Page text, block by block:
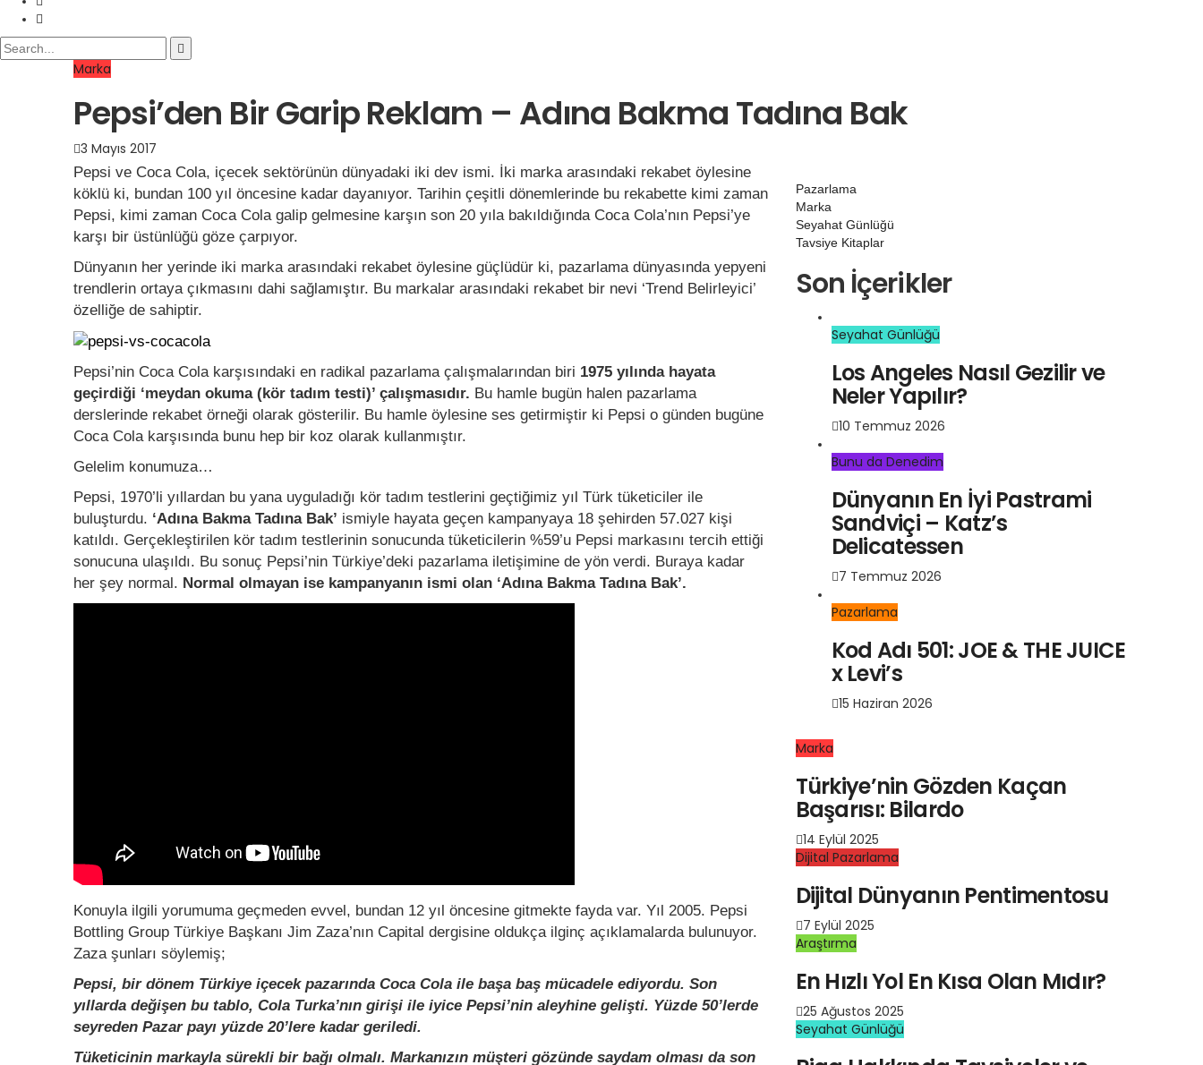
Marka
Pepsi’den Bir Garip Reklam – Adına Bakma Tadına Bak
3 Mayıs 2017
Pepsi ve Coca Cola, içecek sektörünün dünyadaki iki dev ismi. İki marka arasındaki rekabet öylesine
köklü ki, bundan 100 yıl öncesine kadar dayanıyor. Tarihin çeşitli dönemlerinde bu rekabette kimi zaman
Pepsi, kimi zaman Coca Cola galip gelmesine karşın son 20 yıla bakıldığında Coca Cola’nın Pepsi’ye
karşı bir üstünlüğü göze çarpıyor.
Dünyanın her yerinde iki marka arasındaki rekabet öylesine güçlüdür ki, pazarlama dünyasında yepyeni
trendlerin ortaya çıkmasını dahi sağlamıştır. Bu markalar arasındaki rekabet bir nevi ‘Trend Belirleyici’
özelliğe de sahiptir.
Pepsi’nin Coca Cola karşısındaki en radikal pazarlama çalışmalarından biri 1975 yılında hayata
geçirdiği ‘meydan okuma (kör tadım testi)’ çalışmasıdır. Bu hamle bugün halen pazarlama
derslerinde rekabet örneği olarak gösterilir. Bu hamle öylesine ses getirmiştir ki Pepsi o günden bugüne
Coca Cola karşısında bunu hep bir koz olarak kullanmıştır.
Gelelim konumuza…
Pepsi, 1970’li yıllardan bu yana uyguladığı kör tadım testlerini geçtiğimiz yıl Türk tüketiciler ile
buluşturdu. ‘Adına Bakma Tadına Bak’ ismiyle hayata geçen kampanyaya 18 şehirden 57.027 kişi
katıldı. Gerçekleştirilen kör tadım testlerinin sonucunda tüketicilerin %59’u Pepsi markasını tercih ettiği
sonucuna ulaşıldı. Bu sonuç Pepsi’nin Türkiye’deki pazarlama iletişimine de yön verdi. Buraya kadar
her şey normal. Normal olmayan ise kampanyanın ismi olan ‘Adına Bakma Tadına Bak’.
Konuyla ilgili yorumuma geçmeden evvel, bundan 12 yıl öncesine gitmekte fayda var. Yıl 2005. Pepsi
Bottling Group Türkiye Başkanı Jim Zaza’nın Capital dergisine oldukça ilginç açıklamalarda bulunuyor.
Zaza şunları söylemiş;
Pepsi, bir dönem Türkiye içecek pazarında Coca Cola ile başa baş mücadele ediyordu. Son
yıllarda değişen bu tablo, Cola Turka’nın girişi ile iyice Pepsi’nin aleyhine gelişti. Yüzde 50’lerde
seyreden Pazar payı yüzde 20’lere kadar geriledi.
Tüketicinin markayla sürekli bir bağı olmalı. Markanızın müşteri gözünde saydam olması da son
Pazarlama
Marka
Seyahat Günlüğü
Tavsiye Kitaplar
Son İçerikler
Seyahat Günlüğü
Los Angeles Nasıl Gezilir ve
Neler Yapılır?
10 Temmuz 2026
Bunu da Denedim
Dünyanın En İyi Pastrami
Sandviçi – Katz’s
Delicatessen
7 Temmuz 2026
Pazarlama
Kod Adı 501: JOE & THE JUICE
x Levi’s
15 Haziran 2026
Marka
Türkiye’nin Gözden Kaçan
Başarısı: Bilardo
14 Eylül 2025
Dijital Pazarlama
Dijital Dünyanın Pentimentosu
7 Eylül 2025
Araştırma
En Hızlı Yol En Kısa Olan Mıdır?
25 Ağustos 2025
Seyahat Günlüğü